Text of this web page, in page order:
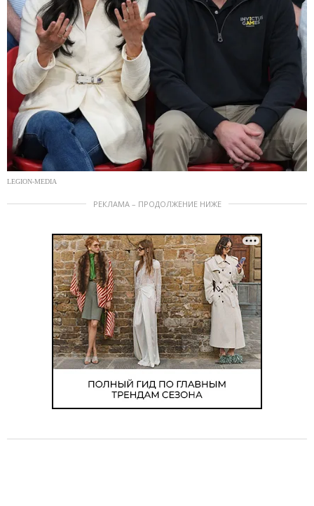
LEGION-MEDIA
РЕКЛАМА – ПРОДОЛЖЕНИЕ НИЖЕ